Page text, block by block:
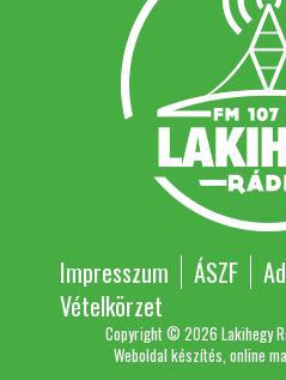
Impresszum ÁSZF
Vételkörzet
Copyright © 2026 Lakihegy
Weboldal készítés, online